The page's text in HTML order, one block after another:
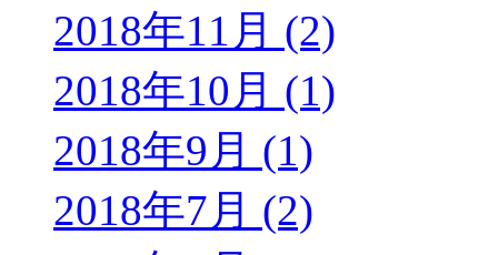
2018年11月 (2)
2018年10月 (1)
2018年9月 (1)
2018年7月 (2)